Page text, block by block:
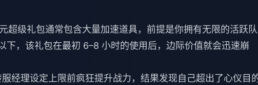
超级礼包通常包含大量加速道具，前提是你拥有无限的活跃队
下，该礼包在最初 6–8 小时的使用后，边际价值就会迅速崩
经理设定上限前疯狂提升战力，结果发现自己超出了心仪目